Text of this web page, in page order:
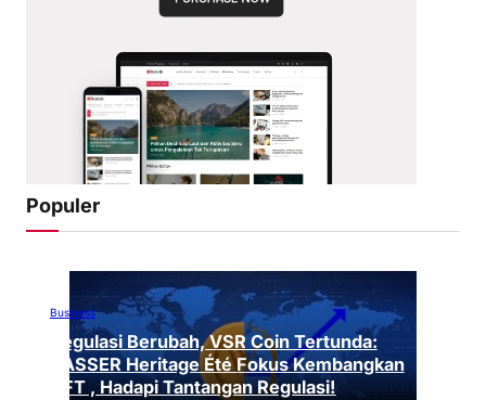
Populer
Business
Regulasi Berubah, VSR Coin Tertunda:
VASSER Heritage Été Fokus Kembangkan
NFT , Hadapi Tantangan Regulasi!